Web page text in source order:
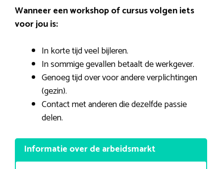
Wanneer een workshop of cursus volgen iets
voor jou is:
In korte tijd veel bijleren.
In sommige gevallen betaalt de werkgever.
Genoeg tijd over voor andere verplichtingen
(gezin).
Contact met anderen die dezelfde passie
delen.
Informatie over de arbeidsmarkt